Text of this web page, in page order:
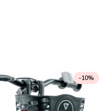
-10%